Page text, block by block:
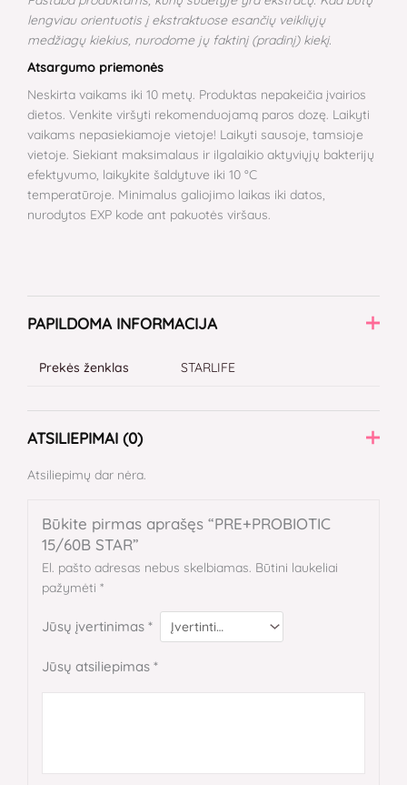
lengviau orientuotis į ekstraktuose esančių veikliųjų
medžiagų kiekius, nurodome jų faktinį (pradinį) kiekį.
Atsargumo priemonės
Neskirta vaikams iki 10 metų. Produktas nepakeičia įvairios
dietos. Venkite viršyti rekomenduojamą paros dozę. Laikyti
vaikams nepasiekiamoje vietoje! Laikyti sausoje, tamsioje
vietoje. Siekiant maksimalaus ir ilgalaikio aktyviųjų bakterijų
efektyvumo, laikykite šaldytuve iki 10 °C
temperatūroje. Minimalus galiojimo laikas iki datos,
nurodytos EXP kode ant pakuotės viršaus.
PAPILDOMA INFORMACIJA
Prekės ženklas STARLIFE
ATSILIEPIMAI (0)
Atsiliepimų dar nėra.
Būkite pirmas aprašęs “PRE+PROBIOTIC
15/60B STAR”
El. pašto adresas nebus skelbiamas. Būtini laukeliai
pažymėti *
Jūsų įvertinimas *
Jūsų atsiliepimas *